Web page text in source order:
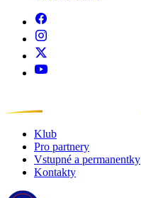
Klub
Pro partnery
Vstupné a permanentky
Kontakty